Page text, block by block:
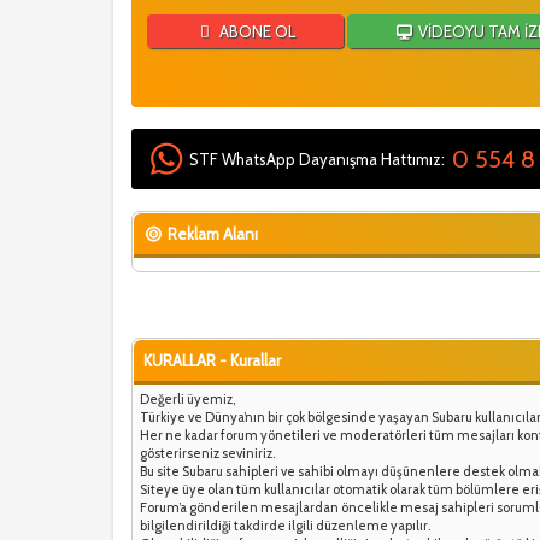
ABONE OL VİDEOYU TAM
STF WhatsApp Dayanışma Hattımız: 0 554 8
Reklam Alanı
KURALLAR - Kurallar
Değerli üyemiz,
Türkiye ve Dünya’nın bir çok bölgesinde yaşayan Subaru
Her ne kadar forum yönetileri ve moderatörleri tüm mesajları
gösterirseniz seviniriz.
Bu site Subaru sahipleri ve sahibi olmayı düşünenlere destek
Siteye üye olan tüm kullanıcılar otomatik olarak tüm bölümlere
Forum’a gönderilen mesajlardan öncelikle mesaj sahipleri
bilgilendirildiği takdirde ilgili düzenleme yapılır.